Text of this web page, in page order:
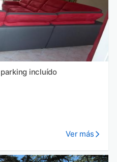
incluído
Ver más